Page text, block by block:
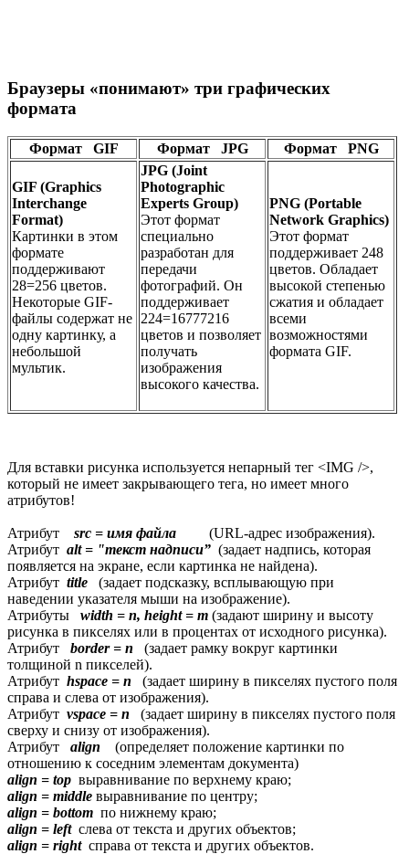
Браузеры «понимают» три графических
формата
Формат GIF Формат JPG Формат PNG
GIF (Graphics
Interchange
Format)
Картинки в этом
формате
поддерживают
28=256 цветов.
Некоторые GIF-
файлы содержат не
одну картинку, а
небольшой
мультик.
JPG (Joint
Photographic
Experts Group)
Этот формат
специально
разработан для
передачи
фотографий. Он
поддерживает
224=16777216
цветов и позволяет
получать
изображения
высокого качества.
PNG (Portable
Network Graphics)
Этот формат
поддерживает 248
цветов. Обладает
высокой степенью
сжатия и обладает
всеми
возможностями
формата GIF.
Для вставки рисунка используется непарный тег <IMG />,
который не имеет закрывающего тега, но имеет много
атрибутов!
Атрибут src = имя файла (URL-адрес изображения).
Атрибут alt = "текст надписи” (задает надпись, которая
появляется на экране, если картинка не найдена).
Атрибут title (задает подсказку, всплывающую при
наведении указателя мыши на изображение).
Атрибуты width = n, height = m (задают ширину и высоту
рисунка в пикселях или в процентах от исходного рисунка).
Атрибут border = n (задает рамку вокруг картинки
толщиной n пикселей).
Атрибут hspace = n (задает ширину в пикселях пустого поля
справа и слева от изображения).
Атрибут vspace = n (задает ширину в пикселях пустого поля
сверху и снизу от изображения).
Атрибут align (определяет положение картинки по
отношению к соседним элементам документа)
align = top выравнивание по верхнему краю;
align = middle выравнивание по центру;
align = bottom по нижнему краю;
align = leftслева от текста и других объектов;
align = rightсправа от текста и других объектов.